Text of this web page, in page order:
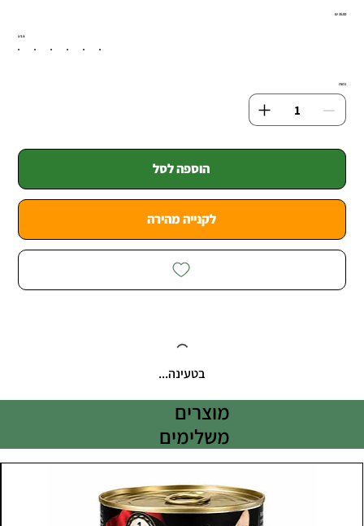
מחיר‏35.00 ‏₪
צבע
כמות
הוספה לסל
לקנייה מהירה
בטעינה...
מוצרים
משלימים